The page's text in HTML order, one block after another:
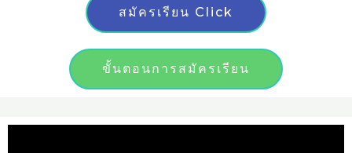
สมัครเรียน Click
ขั้นตอนการสมัครเรียน